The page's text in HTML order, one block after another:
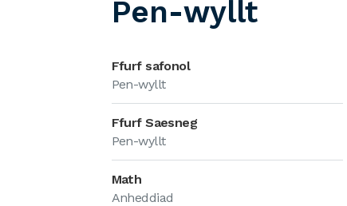
Pen-wyllt
Ffurf safonol
Pen-wyllt
Ffurf Saesneg
Pen-wyllt
Math
Anheddiad